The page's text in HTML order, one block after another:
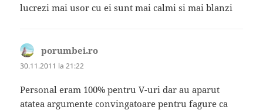
lucrezi mai usor cu ei sunt mai calmi si mai blanzi
porumbei.ro
30.11.2011 la 21:22
Personal eram 100% pentru V-uri dar au aparut
atatea argumente convingatoare pentru fagure ca